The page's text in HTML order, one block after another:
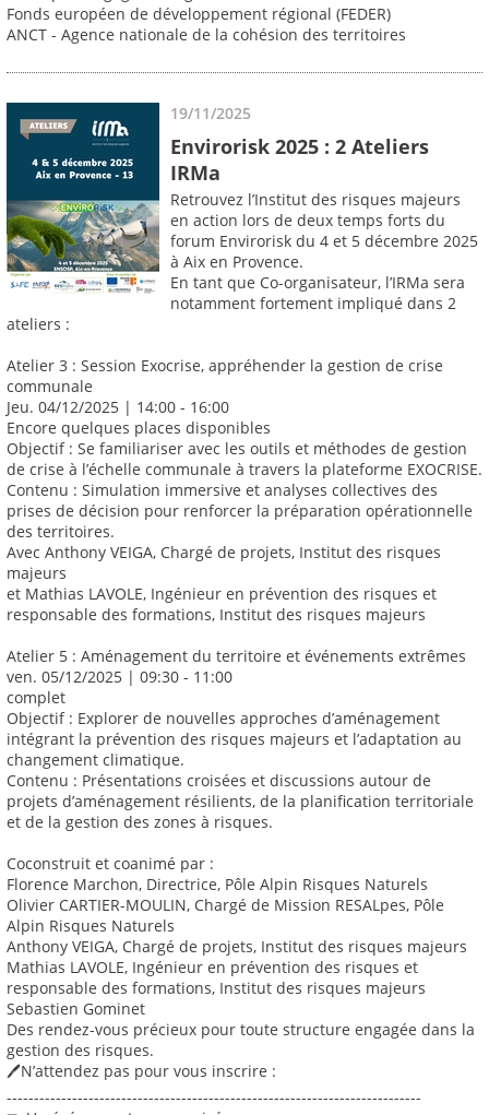
Fonds européen de développement régional (FEDER)
ANCT - Agence nationale de la cohésion des territoires
19/11/2025
Envirorisk 2025 : 2 Ateliers
IRMa
Retrouvez l’Institut des risques majeurs
en action lors de deux temps forts du
forum Envirorisk du 4 et 5 décembre 2025
à Aix en Provence.
En tant que Co-organisateur, l’IRMa sera
notamment fortement impliqué dans 2
ateliers :
Atelier 3 : Session Exocrise, appréhender la gestion de crise
communale
Jeu. 04/12/2025 | 14:00 - 16:00
Encore quelques places disponibles
Objectif : Se familiariser avec les outils et méthodes de gestion
de crise à l’échelle communale à travers la plateforme EXOCRISE.
Contenu : Simulation immersive et analyses collectives des
prises de décision pour renforcer la préparation opérationnelle
des territoires.
Avec Anthony VEIGA, Chargé de projets, Institut des risques
majeurs
et Mathias LAVOLE, Ingénieur en prévention des risques et
responsable des formations, Institut des risques majeurs
Atelier 5 : Aménagement du territoire et événements extrêmes
ven. 05/12/2025 | 09:30 - 11:00
complet
Objectif : Explorer de nouvelles approches d’aménagement
intégrant la prévention des risques majeurs et l’adaptation au
changement climatique.
Contenu : Présentations croisées et discussions autour de
projets d’aménagement résilients, de la planification territoriale
et de la gestion des zones à risques.
Coconstruit et coanimé par :
Florence Marchon, Directrice, Pôle Alpin Risques Naturels
Olivier CARTIER-MOULIN, Chargé de Mission RESALpes, Pôle
Alpin Risques Naturels
Anthony VEIGA, Chargé de projets, Institut des risques majeurs
Mathias LAVOLE, Ingénieur en prévention des risques et
responsable des formations, Institut des risques majeurs
Sebastien Gominet
Des rendez-vous précieux pour toute structure engagée dans la
gestion des risques.
🖊️N’attendez pas pour vous inscrire :
----------------------------------------------------------------------------